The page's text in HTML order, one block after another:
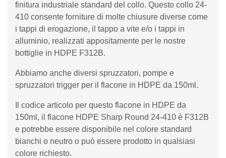
finitura industriale standard del collo. Questo collo 24-
410 consente forniture di molte chiusure diverse come
i tappi di erogazione, il tappo a vite e/o i tappi in
alluminio, realizzati appositamente per le nostre
bottiglie in HDPE F312B.
Abbiamo anche diversi spruzzatori, pompe e
spruzzatori trigger per il flacone in HDPE da 150ml.
Il codice articolo per questo flacone in HDPE da
150ml, il flacone HDPE Sharp Round 24-410 è F312B
e potrebbe essere disponibile nel colore standard
bianchi o neutro o può essere prodotto in qualsiasi
colore richiesto.